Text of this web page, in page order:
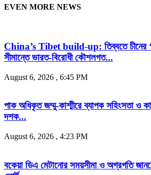
EVEN MORE NEWS
China’s Tibet build-up: তিব্বতে চীনের
সীমান্তে ভারত-বিরোধী কৌশলগত...
August 6, 2026 , 6:45 PM
পাক অধিকৃত জম্মু-কাশ্মীরে ব্যাপক সহিংসতা ও
দশক...
August 6, 2026 , 4:23 PM
বকেয়া ডিএ মেটানোর সময়সীমা ও অগ্রগতি